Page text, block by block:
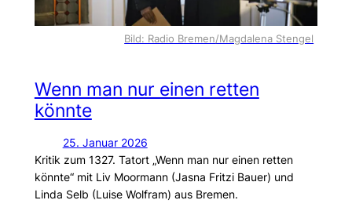
Bild: Radio Bremen/Magdalena Stengel
Wenn man nur einen retten
könnte
25. Januar 2026
Kritik zum 1327. Tatort „Wenn man nur einen retten
könnte“ mit Liv Moormann (Jasna Fritzi Bauer) und
Linda Selb (Luise Wolfram) aus Bremen.